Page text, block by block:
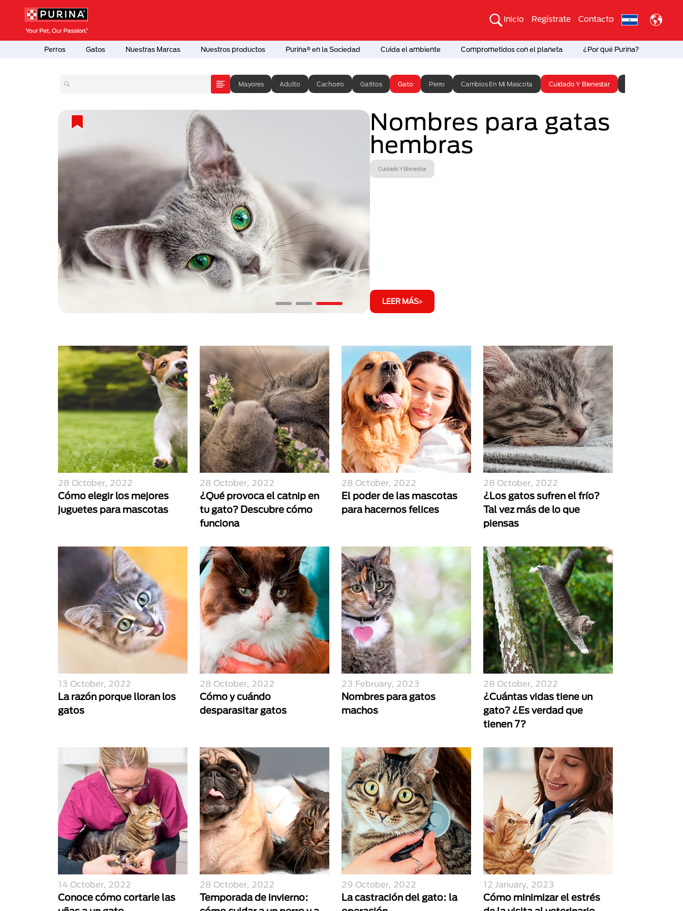
Pasar al contenido principal
Menú Secundario Purina
Inicio Regístrate Contacto
Menú Principal Purina
Perros Gatos Nuestras Marcas Nuestros productos Purina® en la Sociedad Cuida el ambiente Comprometidos con el planeta ¿Por qué Purina?
Mayores Adulto Cachorro Gatitos Gato Perro Cambios En Mi Mascota Cuidado Y Bienestar
Nombres para gatas
hembras
Cuidado Y Bienestar
LEER MÁS
28 October, 2022
Cómo elegir los mejores
juguetes para mascotas
28 October, 2022
¿Qué provoca el catnip en
tu gato? Descubre cómo
funciona
28 October, 2022
El poder de las mascotas
para hacernos felices
28 October, 2022
¿Los gatos sufren el frío?
Tal vez más de lo que
piensas
13 October, 2022
La razón porque lloran los
gatos
28 October, 2022
Cómo y cuándo
desparasitar gatos
23 February, 2023
Nombres para gatos
machos
28 October, 2022
¿Cuántas vidas tiene un
gato? ¿Es verdad que
tienen 7?
14 October, 2022
Conoce cómo cortarle las
28 October, 2022
Temporada de invierno:
29 October, 2022
La castración del gato: la
12 January, 2023
Cómo minimizar el estrés